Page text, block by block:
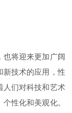
将迎来更加广阔
新技术的应用，性
人们对科技和艺术
性化和美观化。